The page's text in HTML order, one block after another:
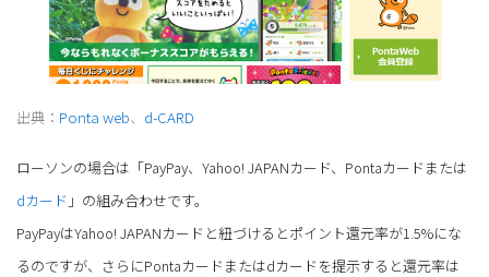
出典： Ponta web、 d-CARD
ローソンの場合は「PayPay、Yahoo! JAPANカード、Pontaカードまたは
dカード 」の組み合わせです。
PayPayはYahoo! JAPANカードと紐づけるとポイント還元率が1.5%にな
るのですが、さらにPontaカードまたはdカードを提示すると還元率は